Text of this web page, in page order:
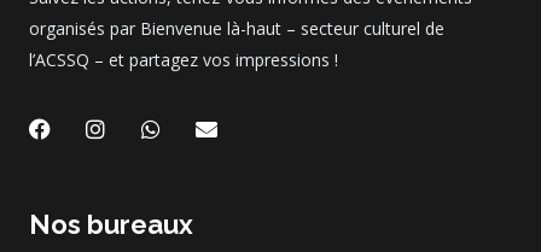
organisés par Bienvenue là-haut – secteur culturel de
l’ACSSQ – et partagez vos impressions !
F
a
b
o
I
n
a
g
W
h
s
a
E
Nos bureaux